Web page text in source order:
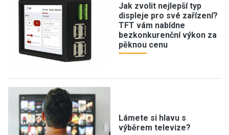
Jak zvolit nejlepší typ
displeje pro své zařízení?
TFT vám nabídne
bezkonkurenční výkon za
pěknou cenu
Lámete si hlavu s
výběrem televize?